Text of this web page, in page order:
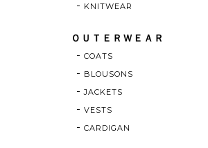
KNITWEAR
ＯＵＴＥＲＷＥＡＲ
COATS
BLOUSONS
JACKETS
VESTS
CARDIGAN